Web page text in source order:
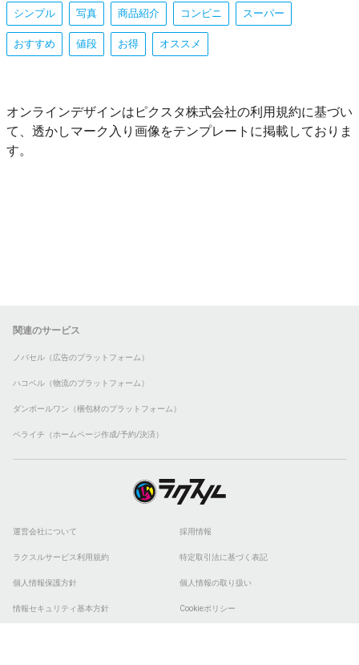
シンプル 写真 商品紹介 コンビニ スーパー
おすすめ 値段 お得 オススメ
オンラインデザインはピクスタ株式会社の利用規約に基づい
て、透かしマーク入り画像をテンプレートに掲載しておりま
す。
関連のサービス
ノバセル（広告のプラットフォーム）
ハコベル（物流のプラットフォーム）
ダンボールワン（梱包材のプラットフォーム）
ペライチ（ホームページ作成/予約/決済）
運営会社について 採用情報
ラクスルサービス利用規約 特定取引法に基づく表記
個人情報保護方針 個人情報の取り扱い
情報セキュリティ基本方針 Cookieポリシー